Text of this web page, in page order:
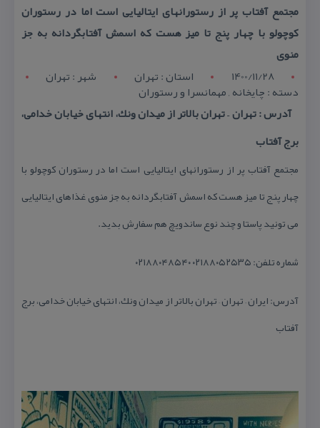
مجتمع آفتاب پر از رستورانهای ایتالیایی است اما در رستوران
كوچولو با چهار پنج تا میز هست كه اسمش آفتابگردانه به جز
منوی
1400/11/28
استان : تهران شهر : تهران
دسته : چایخانه , مهمانسرا و رستوران
آدرس : تهران – تهران بالاتر از میدان ونك، انتهای خیابان خدامی،
برج آفتاب
مجتمع آفتاب پر از رستورانهای ایتالیایی است اما در رستوران كوچولو با
چهار پنج تا میز هست كه اسمش آفتابگردانه به جز منوی غذاهای ایتالیایی
می تونید پاستا و چند نوع ساندویچ هم سفارش بدید.
شماره تلفن: ۰۲۱۸۸۰۵۲۵۳۵ ۰۲۱۸۸۰۴۸۵۴۰
آدرس: ایران – تهران – تهران بالاتر از میدان ونك، انتهای خیابان خدامی، برج
آفتاب